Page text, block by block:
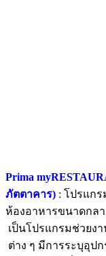
Prima
ภัตตาคาร) : โปรแกร
ห้องอาหารขนาดกลา
เป็นโปรแกรมช่วยง
ต่าง ๆ มีการระบุอุป